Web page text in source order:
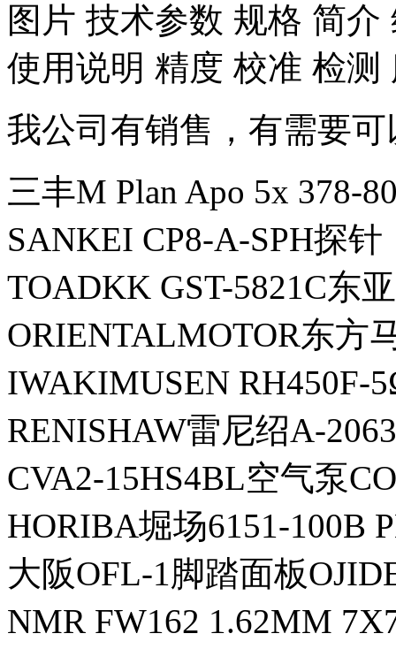
图片 技术参数 规格 简
使用说明 精度 校准 检测
我公司有销售，有需要
三丰M Plan Apo 5x 378-
SANKEI CP8-A-SPH探针
TOADKK GST-5821C东
ORIENTALMOTOR东方
IWAKIMUSEN RH450F-
RENISHAW雷尼绍A-
CVA2-15HS4BL空气泵
HORIBA堀场6151-100B
大阪OFL-1脚踏面板
NMR FW162 1.62MM